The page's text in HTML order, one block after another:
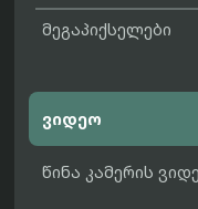
მეგაპიქსელები
ვიდეო
წინა კამერის